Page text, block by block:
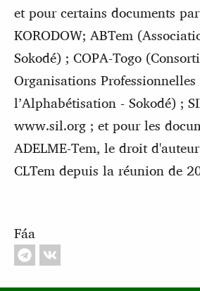
et pour certains documents
KORODOW; ABTem
Sokodé) ; COPA-Togo
Organisations Professionnelles
l’Alphabétisation - Sokodé) ;
www.sil.org ; et pour les
ADELME-Tem, le droit
CLTem depuis la réunion de
Fáa